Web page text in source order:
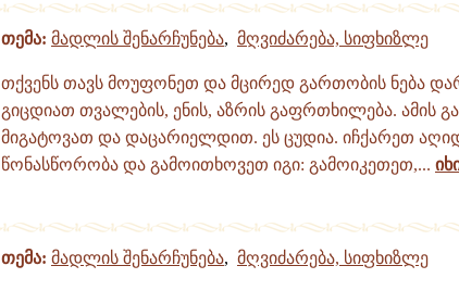
თემა: მადლის შენარჩუნება, მღვიძარება, სიფხიზლე
თქვენს თავს მოუფონეთ და მცირედ გართობის ნება
გიცდიათ თვალების, ენის, აზრის გაფრთხილება. ამის
მიგატოვათ და დაცარიელდით. ეს ცუდია. იჩქარეთ
წონასწორობა და გამოითხოვეთ იგი: გამოიკეთეთ,...
თემა: მადლის შენარჩუნება, მღვიძარება, სიფხიზლე